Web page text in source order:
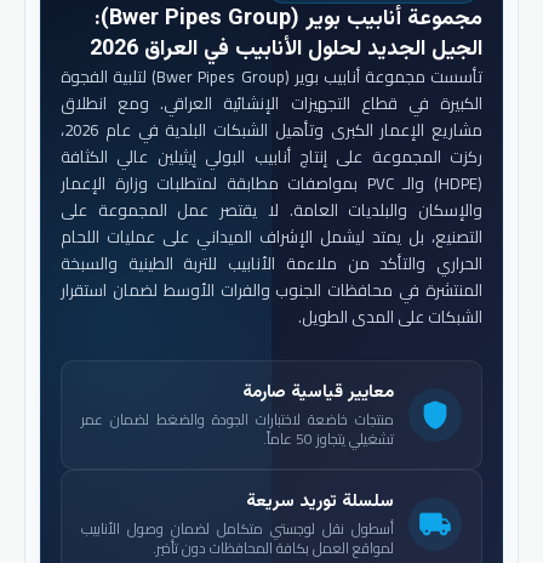
مجموعة أنابيب بوير (Bwer Pipes Group)
:
الجيل الجديد لحلول الأنابيب في العراق 2026
تأسست مجموعة أنابيب بوير (Bwer Pipes Group) لتلبية الفجوة
الكبيرة في قطاع التجهيزات الإنشائية العراقي. ومع انطلاق
مشاريع الإعمار الكبرى وتأهيل الشبكات البلدية في عام 2026،
ركزت المجموعة على إنتاج أنابيب البولي إيثيلين عالي الكثافة
(HDPE) والـ PVC بمواصفات مطابقة لمتطلبات وزارة الإعمار
والإسكان والبلديات العامة. لا يقتصر عمل المجموعة على
التصنيع، بل يمتد ليشمل الإشراف الميداني على عمليات اللحام
الحراري والتأكد من ملاءمة الأنابيب للتربة الطينية والسبخة
المنتشرة في محافظات الجنوب والفرات الأوسط لضمان استقرار
الشبكات على المدى الطويل.
shield
معايير قياسية صارمة
منتجات خاضعة لاختبارات الجودة والضغط لضمان عمر
تشغيلي يتجاوز 50 عاماً.
local_shipping
سلسلة توريد سريعة
أسطول نقل لوجستي متكامل لضمان وصول الأنابيب
لمواقع العمل بكافة المحافظات دون تأخير.